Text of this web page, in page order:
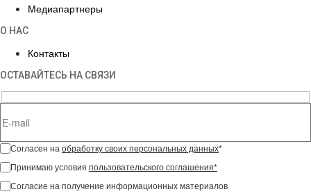
Медиапартнеры
О НАС
Контакты
ОСТАВАЙТЕСЬ НА СВЯЗИ
Согласен на обработку своих персональных данных*
Принимаю условия пользовательского соглашения*
Согласие на получение информационных материалов